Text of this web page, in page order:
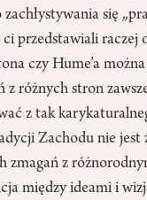
się
przedstawiali
czy Hume’a
różnych stron
z tak
Zachodu nie
zmagań z
między ideami i